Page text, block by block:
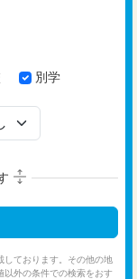
別学
しております。その他の地
以外の条件での検索をおす